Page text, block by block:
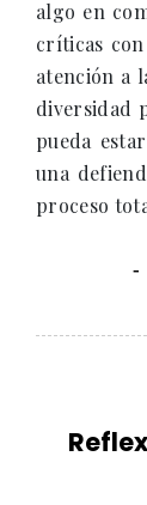
algo en
críticas
atención a
diversidad
pueda
una
proceso
-